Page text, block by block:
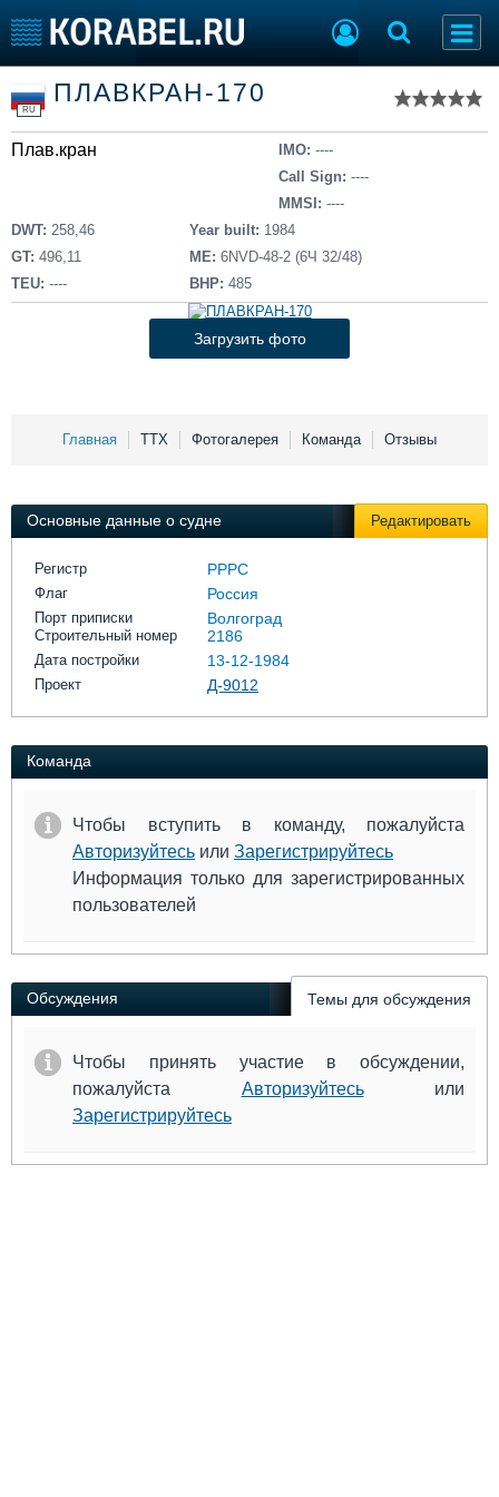
Тип судна
Добавить судно
Добавить проект
Последние 100
Пульс
Новости
Компании
Репутация
Торговая площадка
Доска объявлений
Продажа флота
Оборудование
Изделия
Материалы
Услуги
Выставки и семинары
Личности
Словарь
Галерея флота
Форум
RU
ПЛАВКРАН-170
Плав.кран IMO: ----
Call Sign: ----
MMSI: ----
DWT: 258,46
GT: 496,11
TEU: ----
Year built: 1984
ME: 6NVD-48-2 (6Ч 32/48)
BHP: 485
Загрузить фото
Главная ТТХ Фотогалерея Команда Отзывы
Основные данные о судне Редактировать
Регистр РРРС
Флаг Россия
Порт приписки Волгоград
Строительный номер 2186
Дата постройки 13-12-1984
Проект Д-9012
Команда
Чтобы вступить в команду, пожалуйста
Авторизуйтесь или Зарегистрируйтесь
Информация только для зарегистрированных
пользователей
Обсуждения Темы для обсуждения
Чтобы принять участие в обсуждении,
пожалуйста Авторизуйтесьили
Зарегистрируйтесь